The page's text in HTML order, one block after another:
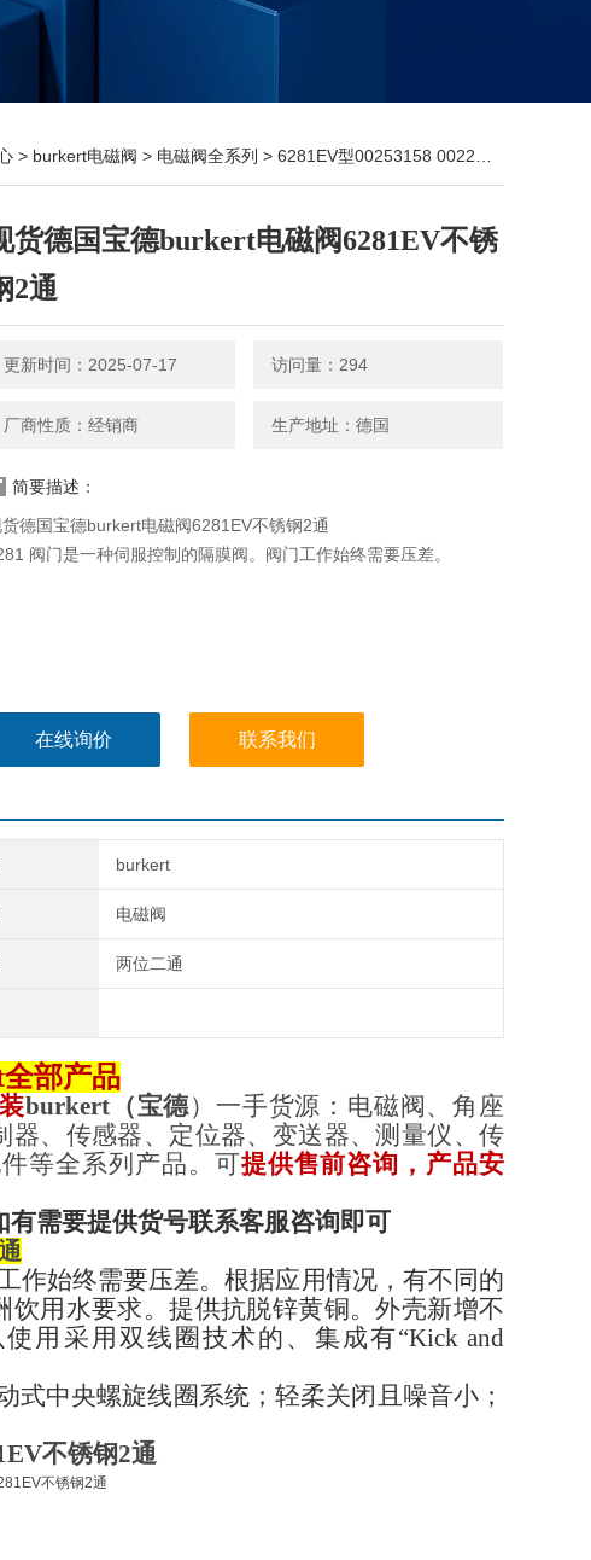
> burkert电磁阀 > 电磁阀全系列 > 6281EV型00253158 00221846现货德国宝德burkert电磁阀6281EV不锈钢2通
货德国宝德burkert电磁阀6281EV不锈
2通
更新时间：2025-07-17 访问量：294
厂商性质：经销商 生产地址：德国
简要描述：
德国宝德burkert电磁阀6281EV不锈钢2通
阀门是一种伺服控制的隔膜阀。阀门工作始终需要压差。
在线询价 联系我们
burkert
电磁阀
两位二通
全部产品
burkert （宝德）一手货源：电磁阀、角座
、传感器、定位器、变送器、测量仪、传
等全系列产品。可提供售前咨询，产品安
需要提供货号联系客服咨询即可
作始终需要压差。根据应用情况，有不同的
用水要求。提供抗脱锌黄铜。外壳新增不
用采用双线圈技术的、集成有“Kick and
式中央螺旋线圈系统；轻柔关闭且噪音小；
不锈钢2通